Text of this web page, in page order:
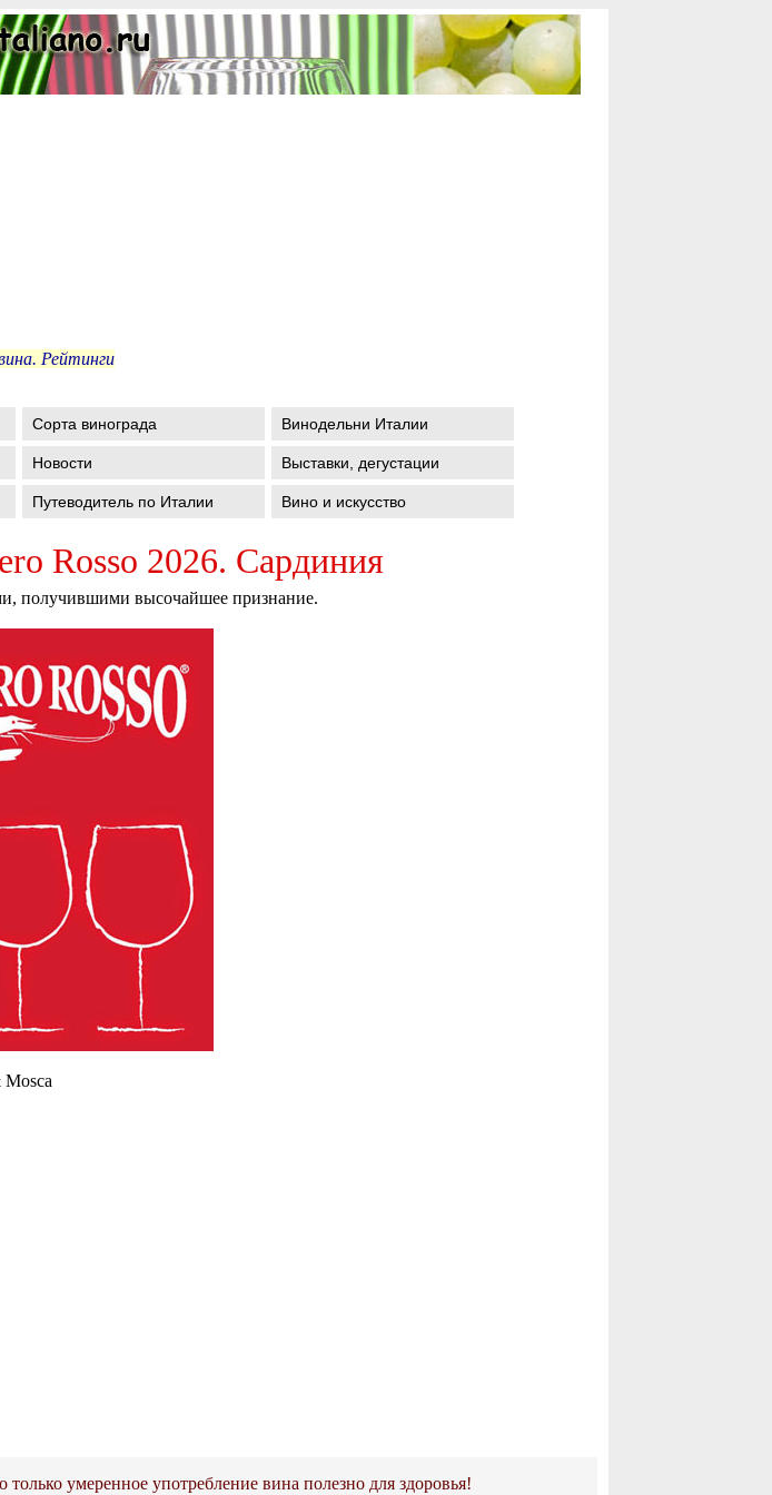
Рейтинги
Сорта винограда Винодельни Италии
Новости Выставки, дегустации
Путеводитель по Италии Вино и искусство
Rosso 2026. Сардиния
получившими высочайшее признание.
Mosca
умеренное употребление вина полезно для здоровья!